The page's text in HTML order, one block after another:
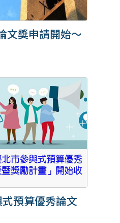
文獎申請開始～
預算優秀論文